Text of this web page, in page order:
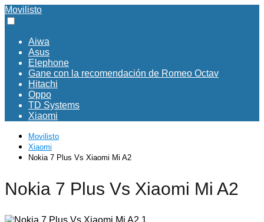
Movilisto
Aiwa
Asus
Elephone
Gane con la recomendación de Romeo Octav
Hitachi
Oppo
TD Systems
Xiaomi
Movilisto
Xiaomi
Nokia 7 Plus Vs Xiaomi Mi A2
Nokia 7 Plus Vs Xiaomi Mi A2